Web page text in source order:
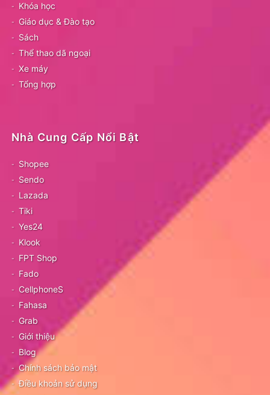
Khóa học
Giáo dục & Đào tạo
Sách
Thể thao dã ngoại
Xe máy
Tổng hợp
Nhà Cung Cấp Nổi Bật
Shopee
Sendo
Lazada
Tiki
Yes24
Klook
FPT Shop
Fado
CellphoneS
Fahasa
Grab
Giới thiệu
Blog
Chính sách bảo mật
Điều khoản sử dụng